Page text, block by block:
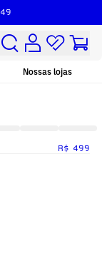
Nossas lojas
R$ 499